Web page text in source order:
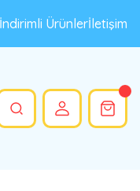
İndirimli Ürünlerİletişim